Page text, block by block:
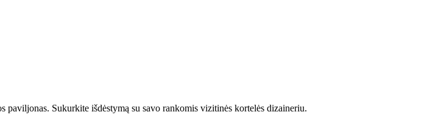
paviljonas. Sukurkite išdėstymą su savo rankomis vizitinės kortelės dizaineriu.